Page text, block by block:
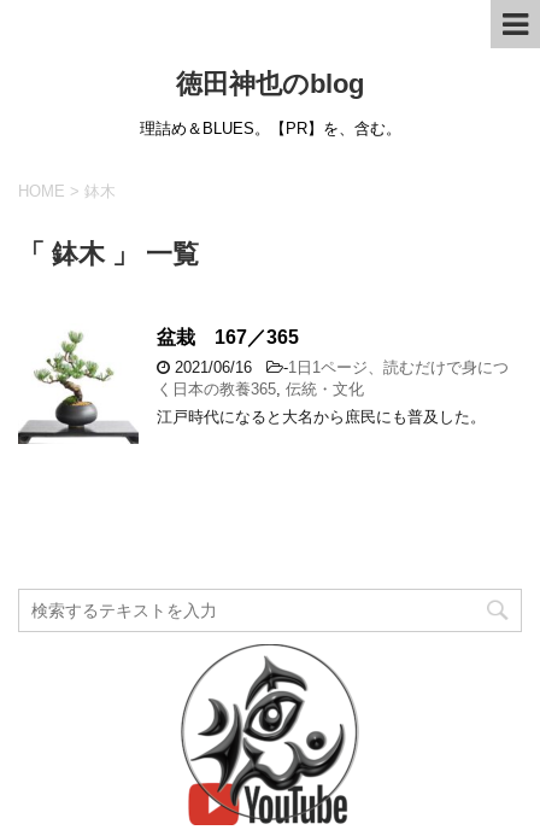
徳田神也のblog
理詰め＆BLUES。【PR】を、含む。
HOME > 鉢木
「 鉢木 」 一覧
盆栽 167／365
2021/06/16 -1日1ページ、読むだけで身につ
く日本の教養365 伝統・文化
江戸時代になると大名から庶民にも普及した。